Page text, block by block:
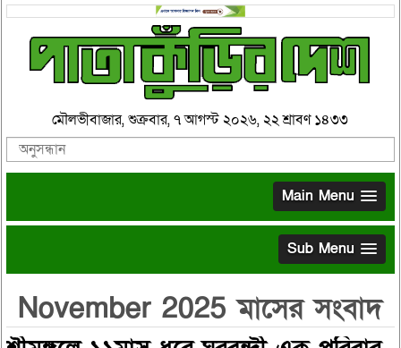
মৌলভীবাজার, শুক্রবার, ৭ আগস্ট ২০২৬, ২২ শ্রাবণ ১৪৩৩
Main Menu
Sub Menu
November 2025 মাসের সংবাদ